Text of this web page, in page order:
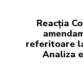
Reacția
referitoare
Analiza